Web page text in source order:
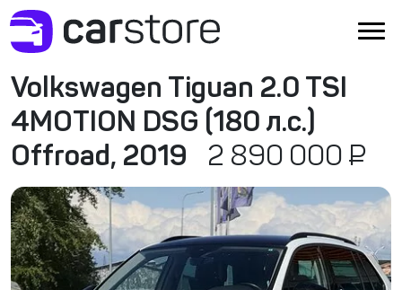
Volkswagen Tiguan 2.0 TSI
4MOTION DSG (180 л.с.)
Offroad, 2019
2 890 000 ₽